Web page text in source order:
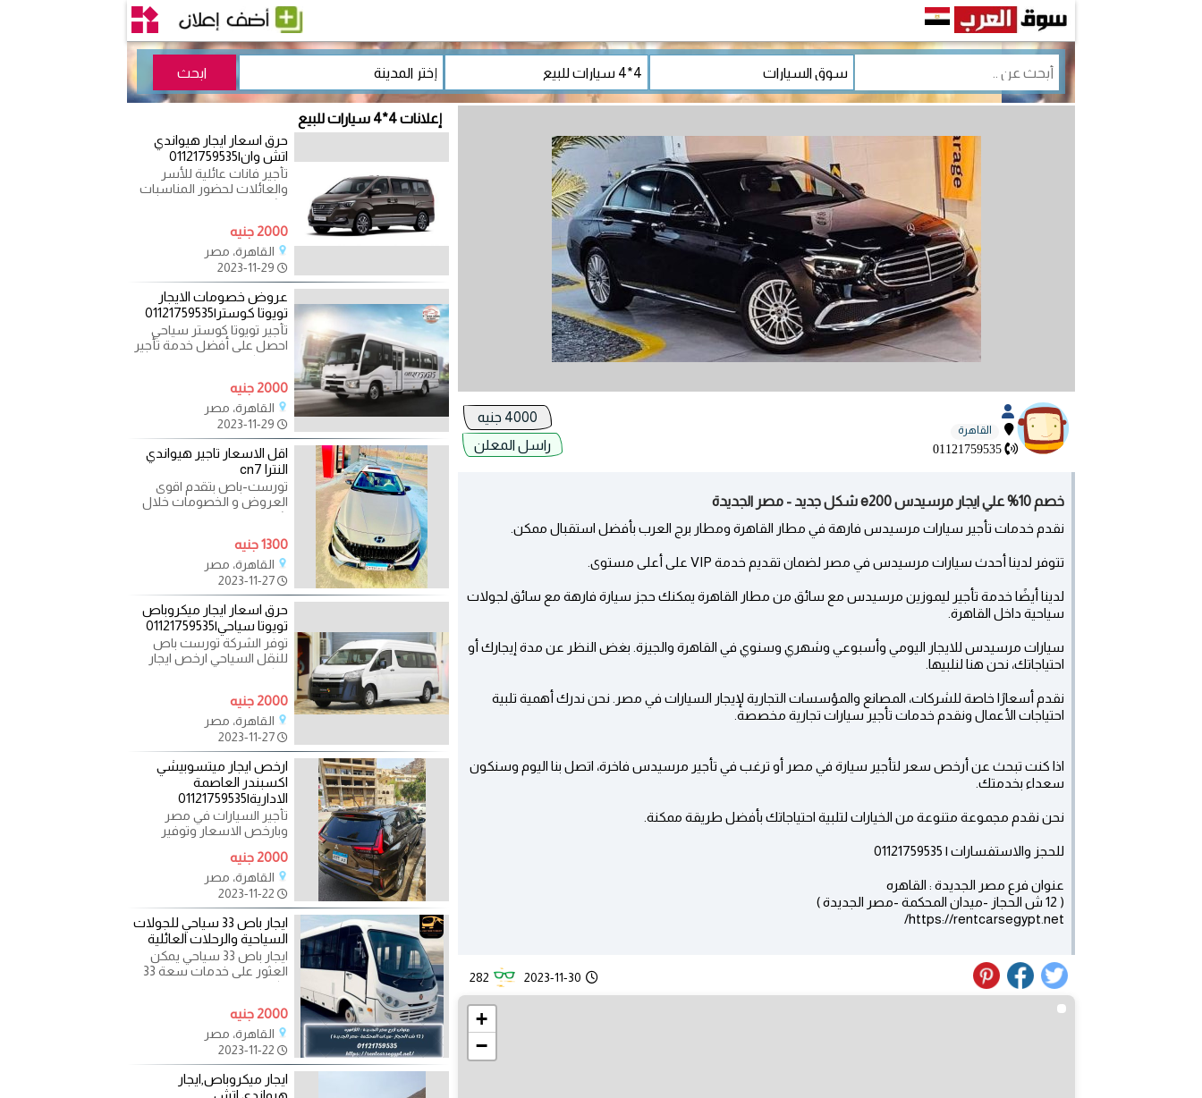
القاهرة
01121759535
راسل المعلن
خصم 10% علي ايجار مرسيدس e200 شكل جديد - مصر الجديدة
نقدم خدمات تأجير سيارات مرسيدس فارهة في مطار القاهرة ومطار برج العرب بأفضل استقبال ممكن.
تتوفر لدينا أحدث سيارات مرسيدس في مصر لضمان تقديم خدمة VIP على أعلى مستوى.
لدينا أيضًا خدمة تأجير ليموزين مرسيدس مع سائق من مطار القاهرة يمكنك حجز سيارة فارهة مع سائق لجولات
سياحية داخل القاهرة.
سيارات مرسيدس للايجار اليومي وأسبوعي وشهري وسنوي في القاهرة والجيزة. بغض النظر عن مدة إيجارك أو
احتياجاتك، نحن هنا لنلبيها.
نقدم أسعارًا خاصة للشركات، المصانع والمؤسسات التجارية لإيجار السيارات في مصر. نحن ندرك أهمية تلبية
احتياجات الأعمال ونقدم خدمات تأجير سيارات تجارية مخصصة.
اذا كنت تبحث عن أرخص سعر لتأجير سيارة في مصر أو ترغب في تأجير مرسيدس فاخرة، اتصل بنا اليوم وسنكون
سعداء بخدمتك.
نحن نقدم مجموعة متنوعة من الخيارات لتلبية احتياجاتك بأفضل طريقة ممكنة.
للحجز والاستفسارات | 01121759535
عنوان فرع مصر الجديدة : القاهره
( 12 ش الحجاز -ميدان المحكمة -مصر الجديدة )
https://rentcarsegypt.net/
2023-11-30
282
+
−
إعلانات 4*4 سيارات للبيع
حرق اسعار ايجار هيواندي
اتش وان|01121759535
تأجير فانات عائلية للأسر
والعائلات لحضور المناسبات
الشخصية و حفلات الزفاف
2000 جنيه
القاهرة، مصر
2023-11-29
عروض خصومات الايجار
تويوتا كوستر|01121759535
تأجير تويوتا كوستر سياحي
احصل على أفضل خدمة تأجير
تويوتا كوستر وميني باص مع
2000 جنيه
القاهرة، مصر
2023-11-29
اقل الاسعار تاجير هيواندي
النترا cn7
تورست-باص بتقدم اقوى
العروض و الخصومات خلال
شهرسبتمر احجز الان باقل
على
1300 جنيه
القاهرة، مصر
2023-11-27
حرق اسعار ايجار ميكروباص
تويوتا سياحي|01121759535
توفر الشركة تورست باص
للنقل السياحي ارخص ايجار
ميكروباص خاص سياحي
2000 جنيه
القاهرة، مصر
2023-11-27
ارخص ايجار ميتسوبيشي
اكسبندر العاصمة
الادارية|01121759535
تأجير السيارات في مصر
وبارخص الاسعار وتوفير
المناسبة . تاجير
2000 جنيه
القاهرة، مصر
2023-11-22
ايجار باص 33 سياحي للجولات
السياحية والرحلات العائلية
ايجار باص 33 سياحي يمكن
العثور على خدمات سعة 33
راكب في العديد من المدن
2000 جنيه
القاهرة، مصر
2023-11-22
ايجار ميكروباص,ايجار
هيواندي اتش